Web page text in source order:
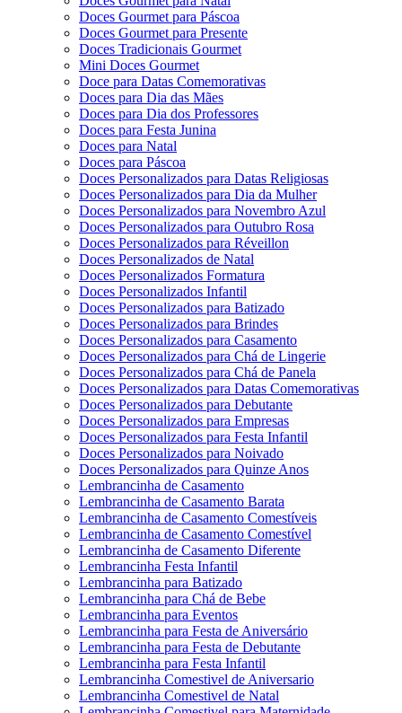
Doces Gourmet para Páscoa
Doces Gourmet para Presente
Doces Tradicionais Gourmet
Mini Doces Gourmet
Doce para Datas Comemorativas
Doces para Dia das Mães
Doces para Dia dos Professores
Doces para Festa Junina
Doces para Natal
Doces para Páscoa
Doces Personalizados para Datas Religiosas
Doces Personalizados para Dia da Mulher
Doces Personalizados para Novembro Azul
Doces Personalizados para Outubro Rosa
Doces Personalizados para Réveillon
Doces Personalizados de Natal
Doces Personalizados Formatura
Doces Personalizados Infantil
Doces Personalizados para Batizado
Doces Personalizados para Brindes
Doces Personalizados para Casamento
Doces Personalizados para Chá de Lingerie
Doces Personalizados para Chá de Panela
Doces Personalizados para Datas Comemorativas
Doces Personalizados para Debutante
Doces Personalizados para Empresas
Doces Personalizados para Festa Infantil
Doces Personalizados para Noivado
Doces Personalizados para Quinze Anos
Lembrancinha de Casamento
Lembrancinha de Casamento Barata
Lembrancinha de Casamento Comestíveis
Lembrancinha de Casamento Comestível
Lembrancinha de Casamento Diferente
Lembrancinha Festa Infantil
Lembrancinha para Batizado
Lembrancinha para Chá de Bebe
Lembrancinha para Eventos
Lembrancinha para Festa de Aniversário
Lembrancinha para Festa de Debutante
Lembrancinha para Festa Infantil
Lembrancinha Comestivel de Aniversario
Lembrancinha Comestivel de Natal